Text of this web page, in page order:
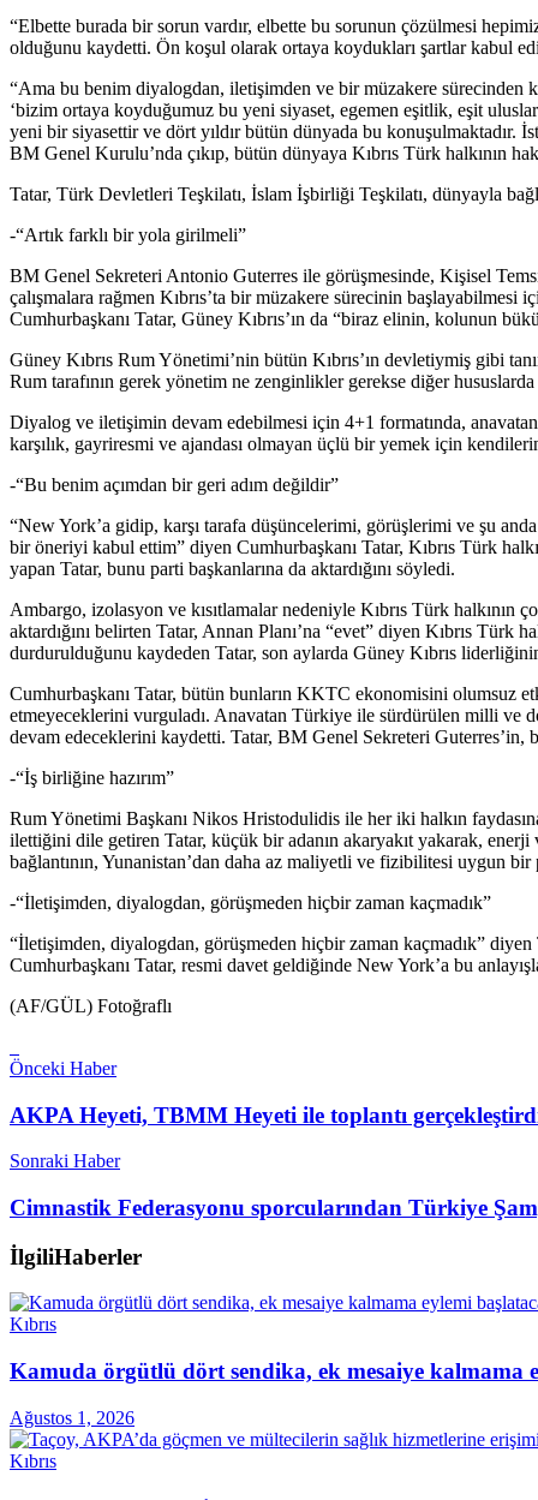
“Elbette burada bir sorun vardır, elbette bu sorunun çözülmesi
olduğunu kaydetti. Ön koşul olarak ortaya koydukları şartlar kabul
“Ama bu benim diyalogdan, iletişimden ve bir müzakere sürecinden
‘bizim ortaya koyduğumuz bu yeni siyaset, egemen eşitlik, eşit
yeni bir siyasettir ve dört yıldır bütün dünyada bu konuşulmaktadır.
BM Genel Kurulu’nda çıkıp, bütün dünyaya Kıbrıs Türk halkının
Tatar, Türk Devletleri Teşkilatı, İslam İşbirliği Teşkilatı, dünyayla
-“Artık farklı bir yola girilmeli”
BM Genel Sekreteri Antonio Guterres ile görüşmesinde, Kişisel
çalışmalara rağmen Kıbrıs’ta bir müzakere sürecinin
Cumhurbaşkanı Tatar, Güney Kıbrıs’ın da “biraz elinin, kolunun
Güney Kıbrıs Rum Yönetimi’nin bütün Kıbrıs’ın devletiymiş gibi
Rum tarafının gerek yönetim ne zenginlikler gerekse diğer
Diyalog ve iletişimin devam edebilmesi için 4+1 formatında,
karşılık, gayriresmi ve ajandası olmayan üçlü bir yemek için
-“Bu benim açımdan bir geri adım değildir”
“New York’a gidip, karşı tarafa düşüncelerimi, görüşlerimi ve şu
bir öneriyi kabul ettim” diyen Cumhurbaşkanı Tatar, Kıbrıs Türk
yapan Tatar, bunu parti başkanlarına da aktardığını söyledi.
Ambargo, izolasyon ve kısıtlamalar nedeniyle Kıbrıs Türk halkının
aktardığını belirten Tatar, Annan Planı’na “evet” diyen Kıbrıs Türk
durdurulduğunu kaydeden Tatar, son aylarda Güney Kıbrıs
Cumhurbaşkanı Tatar, bütün bunların KKTC ekonomisini olumsuz
etmeyeceklerini vurguladı. Anavatan Türkiye ile sürdürülen milli ve
devam edeceklerini kaydetti. Tatar, BM Genel Sekreteri
-“İş birliğine hazırım”
Rum Yönetimi Başkanı Nikos Hristodulidis ile her iki halkın
ilettiğini dile getiren Tatar, küçük bir adanın akaryakıt yakarak,
bağlantının, Yunanistan’dan daha az maliyetli ve fizibilitesi uygun
-“İletişimden, diyalogdan, görüşmeden hiçbir zaman kaçmadık”
“İletişimden, diyalogdan, görüşmeden hiçbir zaman kaçmadık”
Cumhurbaşkanı Tatar, resmi davet geldiğinde New York’a bu
(AF/GÜL) Fotoğraflı
Önceki Haber
AKPA Heyeti, TBMM Heyeti ile toplantı
Sonraki Haber
Cimnastik Federasyonu sporcularından Türkiye
İlgiliHaberler
Kıbrıs
Kamuda örgütlü dört sendika, ek mesaiye kalmama
Ağustos 1, 2026
Kıbrıs